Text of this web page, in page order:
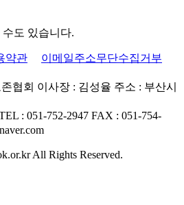
도 있습니다.
약관
이메일주소무단수집거부
협회 이사장 : 김성율 주소 : 부산시
: 051-752-2947 FAX : 051-754-
All Rights Reserved.